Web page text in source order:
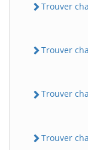
Trouver
Trouver
Trouver
Trouver